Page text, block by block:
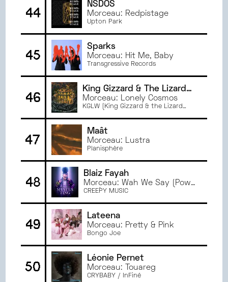
44
NSDOS
Morceau: Redpistage
Upton Park
45
Sparks
Morceau: Hit Me, Baby
Transgressive Records
46
King Gizzard & The Lizard
Wizard
Morceau: Lonely Cosmos
KGLW (King Gizzard & the Lizard
47
Maât
Morceau: Lustra
Planisphère
48
Blaiz Fayah
Morceau: Wah We Say (Pow
Pow)
CREEPY MUSIC
49
Lateena
Morceau: Pretty & Pink
Bongo Joe
50
Léonie Pernet
Morceau: Touareg
CRYBABY / InFiné